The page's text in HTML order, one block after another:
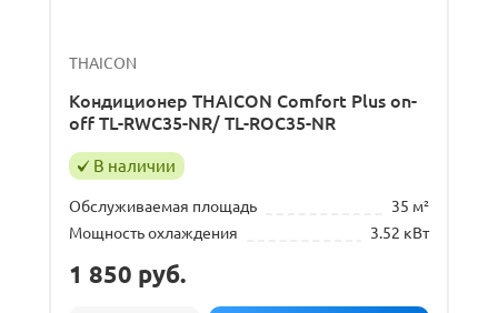
THAICON
Кондиционер THAICON Comfort Plus on-
off TL-RWC35-NR/ TL-ROC35-NR
В наличии
Обслуживаемая площадь
35 м²
Мощность охлаждения
3.52 кВт
1 850 руб.